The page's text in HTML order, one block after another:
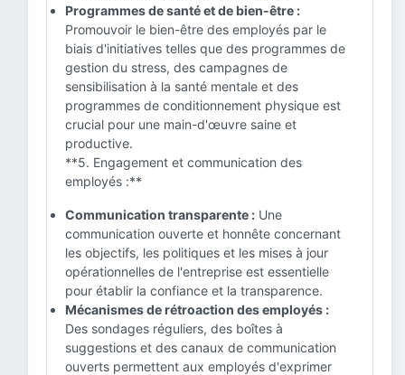
Programmes de santé et de bien-être :
Promouvoir le bien-être des employés par le
biais d'initiatives telles que des programmes de
gestion du stress, des campagnes de
sensibilisation à la santé mentale et des
programmes de conditionnement physique est
crucial pour une main-d'œuvre saine et
productive.
**5. Engagement et communication des
employés :**
Communication transparente : Une
communication ouverte et honnête concernant
les objectifs, les politiques et les mises à jour
opérationnelles de l'entreprise est essentielle
pour établir la confiance et la transparence.
Mécanismes de rétroaction des employés :
Des sondages réguliers, des boîtes à
suggestions et des canaux de communication
ouverts permettent aux employés d'exprimer